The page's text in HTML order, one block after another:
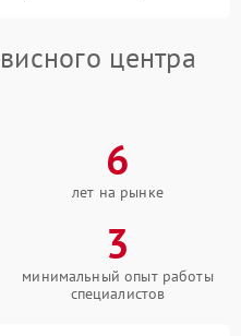
центра
6
лет на рынке
3
минимальный опыт работы
специалистов